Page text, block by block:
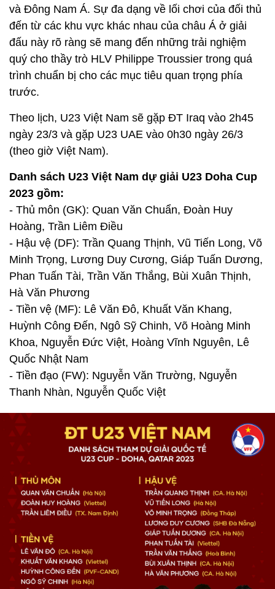
và Đông Nam Á. Sự đa dạng về lối chơi của đối thủ
đến từ các khu vực khác nhau của châu Á ở giải
đấu này rõ ràng sẽ mang đến những trải nghiệm
quý cho thầy trò HLV Philippe Troussier trong quá
trình chuẩn bị cho các mục tiêu quan trọng phía
trước.
Theo lịch, U23 Việt Nam sẽ gặp ĐT Iraq vào 2h45
ngày 23/3 và gặp U23 UAE vào 0h30 ngày 26/3
(theo giờ Việt Nam).
Danh sách U23 Việt Nam dự giải U23 Doha Cup
2023 gồm:
- Thủ môn (GK): Quan Văn Chuẩn, Đoàn Huy
Hoàng, Trần Liêm Điều
- Hậu vệ (DF): Trần Quang Thịnh, Vũ Tiến Long, Võ
Minh Trọng, Lương Duy Cương, Giáp Tuấn Dương,
Phan Tuấn Tài, Trần Văn Thắng, Bùi Xuân Thịnh,
Hà Văn Phương
- Tiền vệ (MF): Lê Văn Đô, Khuất Văn Khang,
Huỳnh Công Đến, Ngô Sỹ Chinh, Võ Hoàng Minh
Khoa, Nguyễn Đức Việt, Hoàng Vĩnh Nguyên, Lê
Quốc Nhật Nam
- Tiền đạo (FW): Nguyễn Văn Trường, Nguyễn
Thanh Nhàn, Nguyễn Quốc Việt